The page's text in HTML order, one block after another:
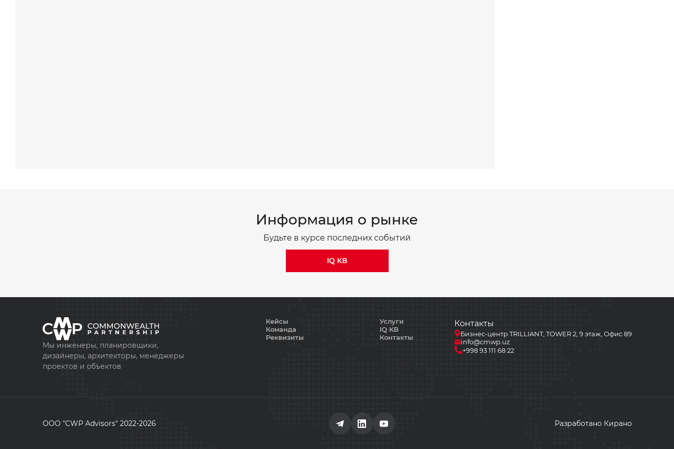
Информация о рынке
Будьте в курсе последних событий
IQ KB
Мы инженеры, планировщики,
дизайнеры, архитекторы, менеджеры
проектов и объектов
Кейсы
Команда
Реквизиты
Услуги
IQ KB
Контакты
Контакты
Бизнес-центр TRILLIANT, TOWER 2, 9 этаж, Офис 89
info@cmwp.uz
+998 93 111 68 22
ООО "CWP Advisors" 2022-2026 Разработано Кирано